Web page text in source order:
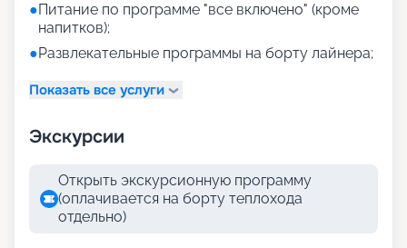
●Питание по программе "все включено" (кроме
напитков);
●Развлекательные программы на борту лайнера;
Показать все услуги
Экскурсии
Открыть экскурсионную программу
(оплачивается на борту теплохода
отдельно)